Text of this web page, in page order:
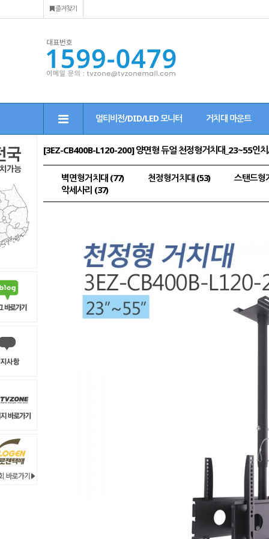
즐겨찾기
멀티비전/DID/LED 모니터 거치대 마운트
[3EZ-CB400B-L120-200] 양면형 듀얼 천정형거치대_23~55인
벽면형거치대 (77) 천정형거치대 (53)
스탠드형
악세사리 (37)